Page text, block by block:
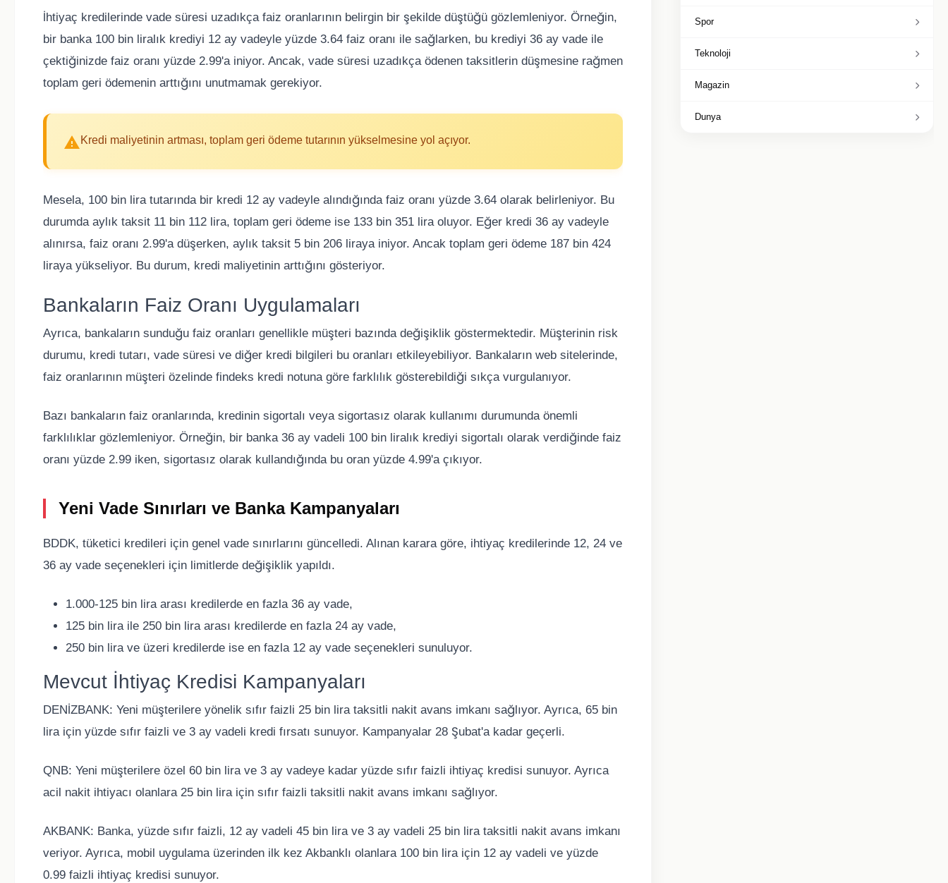
İhtiyaç kredilerinde vade süresi uzadıkça faiz oranlarının belirgin bir şekilde düştüğü gözlemleniyor. Örneğin,
bir banka 100 bin liralık krediyi 12 ay vadeyle yüzde 3.64 faiz oranı ile sağlarken, bu krediyi 36 ay vade ile
çektiğinizde faiz oranı yüzde 2.99'a iniyor. Ancak, vade süresi uzadıkça ödenen taksitlerin düşmesine rağmen
toplam geri ödemenin arttığını unutmamak gerekiyor.
Kredi maliyetinin artması, toplam geri ödeme tutarının yükselmesine yol açıyor.
Mesela, 100 bin lira tutarında bir kredi 12 ay vadeyle alındığında faiz oranı yüzde 3.64 olarak belirleniyor. Bu
durumda aylık taksit 11 bin 112 lira, toplam geri ödeme ise 133 bin 351 lira oluyor. Eğer kredi 36 ay vadeyle
alınırsa, faiz oranı 2.99'a düşerken, aylık taksit 5 bin 206 liraya iniyor. Ancak toplam geri ödeme 187 bin 424
liraya yükseliyor. Bu durum, kredi maliyetinin arttığını gösteriyor.
Bankaların Faiz Oranı Uygulamaları
Ayrıca, bankaların sunduğu faiz oranları genellikle müşteri bazında değişiklik göstermektedir. Müşterinin risk
durumu, kredi tutarı, vade süresi ve diğer kredi bilgileri bu oranları etkileyebiliyor. Bankaların web sitelerinde,
faiz oranlarının müşteri özelinde findeks kredi notuna göre farklılık gösterebildiği sıkça vurgulanıyor.
Bazı bankaların faiz oranlarında, kredinin sigortalı veya sigortasız olarak kullanımı durumunda önemli
farklılıklar gözlemleniyor. Örneğin, bir banka 36 ay vadeli 100 bin liralık krediyi sigortalı olarak verdiğinde faiz
oranı yüzde 2.99 iken, sigortasız olarak kullandığında bu oran yüzde 4.99'a çıkıyor.
Yeni Vade Sınırları ve Banka Kampanyaları
BDDK, tüketici kredileri için genel vade sınırlarını güncelledi. Alınan karara göre, ihtiyaç kredilerinde 12, 24 ve
36 ay vade seçenekleri için limitlerde değişiklik yapıldı.
1.000-125 bin lira arası kredilerde en fazla 36 ay vade,
125 bin lira ile 250 bin lira arası kredilerde en fazla 24 ay vade,
250 bin lira ve üzeri kredilerde ise en fazla 12 ay vade seçenekleri sunuluyor.
Mevcut İhtiyaç Kredisi Kampanyaları
DENİZBANK: Yeni müşterilere yönelik sıfır faizli 25 bin lira taksitli nakit avans imkanı sağlıyor. Ayrıca, 65 bin
lira için yüzde sıfır faizli ve 3 ay vadeli kredi fırsatı sunuyor. Kampanyalar 28 Şubat'a kadar geçerli.
QNB: Yeni müşterilere özel 60 bin lira ve 3 ay vadeye kadar yüzde sıfır faizli ihtiyaç kredisi sunuyor. Ayrıca
acil nakit ihtiyacı olanlara 25 bin lira için sıfır faizli taksitli nakit avans imkanı sağlıyor.
AKBANK: Banka, yüzde sıfır faizli, 12 ay vadeli 45 bin lira ve 3 ay vadeli 25 bin lira taksitli nakit avans imkanı
veriyor. Ayrıca, mobil uygulama üzerinden ilk kez Akbanklı olanlara 100 bin lira için 12 ay vadeli ve yüzde
0.99 faizli ihtiyaç kredisi sunuyor.
Spor
Teknoloji
Magazin
Dunya